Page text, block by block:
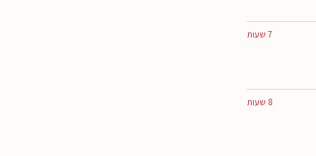
7 שעות
8 שעות